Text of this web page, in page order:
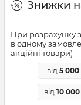
Знижки
При розрахунку
в одному
акційні товари)
від 5 000
від 10